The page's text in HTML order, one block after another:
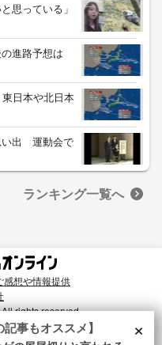
思っている」
の進路予想は
東日本や北日本
い出 運動会で
ランキング一覧へ
感想や情報提供
rights reserved.
致したコンテンツや広告配信を提供する
イバシーポリシー をご確認ください。×
記事もオススメ】